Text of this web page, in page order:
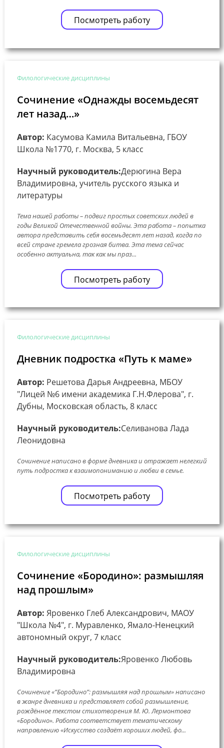
Посмотреть работу
Филологические дисциплины
Сочинение «Однажды восемьдесят
лет назад…»
Автор: Касумова Камила Витальевна, ГБОУ
Школа №1770, г. Москва, 5 класс
Научный руководитель:Дерюгина Вера
Владимировна, учитель русского языка и
литературы
Тема нашей работы – подвиг простых советских людей в
годы Великой Отечественной войны. Эта работа – попытка
автора представить себя восемьдесят лет назад, когда по
всей стране гремела грозная битва. Эта тема сейчас
особенно актуальна, так как мы праз...
Посмотреть работу
Филологические дисциплины
Дневник подростка «Путь к маме»
Автор: Решетова Дарья Андреевна, МБОУ
"Лицей №6 имени академика Г.Н.Флерова", г.
Дубны, Московская область, 8 класс
Научный руководитель:Селиванова Лада
Леонидовна
Сочинение написано в форме дневника и отражает нелегкий
путь подростка к взаимопониманию и любви в семье.
Посмотреть работу
Филологические дисциплины
Сочинение «Бородино»: размышляя
над прошлым»
Автор: Яровенко Глеб Александрович, МАОУ
"Школа №4", г. Муравленко, Ямало-Ненецкий
автономный округ, 7 класс
Научный руководитель:Яровенко Любовь
Владимировна
Сочинение «”Бородино”: размышляя над прошлым» написано
в жанре дневника и представляет собой размышление,
рождённое текстом стихотворения М. Ю. Лермонтова
«Бородино». Работа соответствует тематическому
направлению «Искусство создаёт хороших людей, фо...